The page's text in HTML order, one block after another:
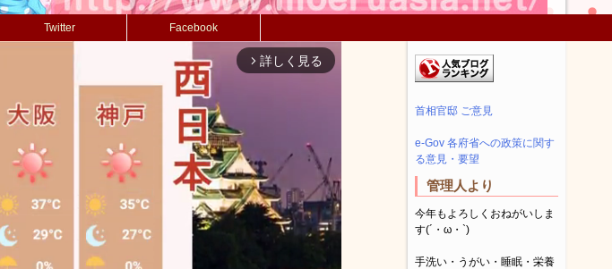
Twitter Facebook
arrow_forward_ios 詳しく見る
首相官邸 ご意見
e-Gov 各府省への政策に関す
る意見・要望
管理人より
今年もよろしくおねがいしま
す(´・ω・`)
手洗い・うがい・睡眠・栄養